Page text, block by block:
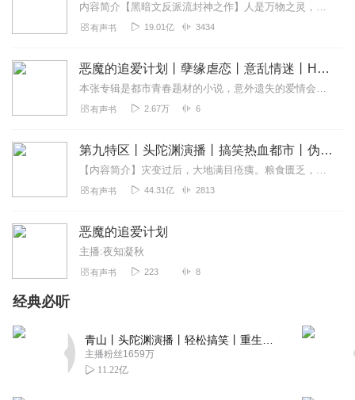
内容简介【黑暗文反派流封神之作】人是万物之灵，蛊是天地真精。一个穿越者不断重生的故事。一个养蛊、炼蛊、用蛊的奇特世界。配音组（男角色）老宝玉旁白...
有声书 19.01亿 3434
恶魔的追爱计划丨孽缘虐恋丨意乱情迷丨HE丨SHE
本张专辑是都市青春题材的小说，意外遗失的爱情会不会失而复得呢，另类的恋爱关系是怎样成型的呢，这其中有没有道德的沦丧和人性的扭曲呢，更多精彩内容尽在本书，欢迎订阅...
有声书 2.67万 6
第九特区丨头陀渊演播丨搞笑热血都市丨伪戒丨VIP免费多人有声剧
【内容简介】灾变过后，大地满目疮痍。粮食匮乏，资源紧俏，局势混乱……一位从待规划区杀出来的青年，背对着漫天黄沙，孤身来到九区谋生，却不曾想偶然结识三五好友，一念...
有声书 44.31亿 2813
恶魔的追爱计划
主播:夜知凝秋
有声书 223 8
经典必听
主播粉丝1659万
11.22亿